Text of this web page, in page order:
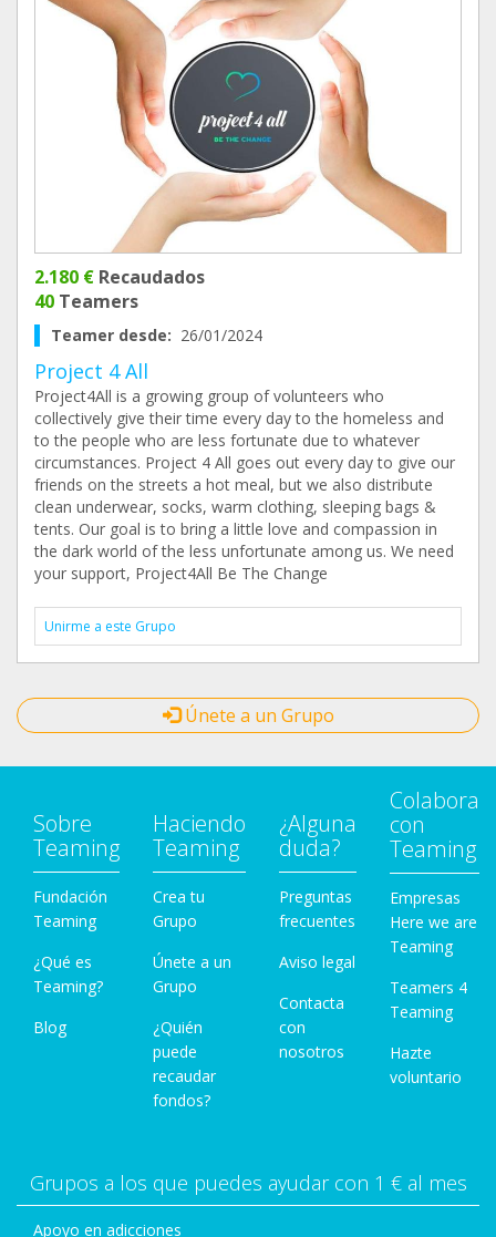
2.180 € Recaudados
40 Teamers
Teamer desde: 26/01/2024
Project 4 All
Project4All is a growing group of volunteers who
collectively give their time every day to the homeless and
to the people who are less fortunate due to whatever
circumstances. Project 4 All goes out every day to give our
friends on the streets a hot meal, but we also distribute
clean underwear, socks, warm clothing, sleeping bags &
tents. Our goal is to bring a little love and compassion in
the dark world of the less unfortunate among us. We need
your support, Project4All Be The Change
Unirme a este Grupo
Únete a un Grupo
Sobre
Teaming
Fundación
Teaming
¿Qué es
Teaming?
Blog
Haciendo
Teaming
Crea tu
Grupo
Únete a un
Grupo
¿Quién
puede
recaudar
fondos?
¿Alguna
duda?
Preguntas
frecuentes
Aviso legal
Contacta
con
nosotros
Colabora
con
Teaming
Empresas
Here we are
Teaming
Teamers 4
Teaming
Hazte
voluntario
Grupos a los que puedes ayudar con 1 € al mes
Apoyo en adicciones